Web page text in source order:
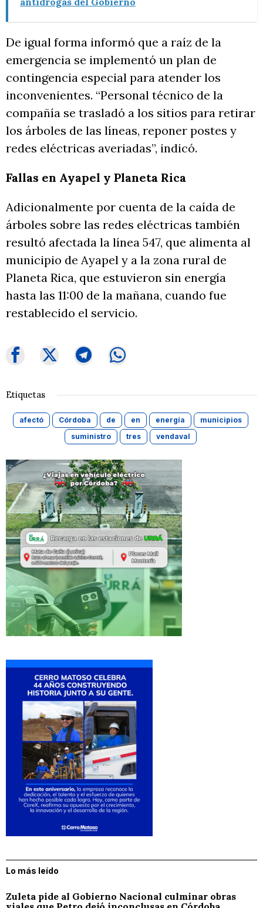
De igual forma informó que a raíz de la
emergencia se implementó un plan de
contingencia especial para atender los
inconvenientes. “Personal técnico de la
compañía se trasladó a los sitios para retirar
los árboles de las líneas, reponer postes y
redes eléctricas averiadas”, indicó.
Fallas en Ayapel y Planeta Rica
Adicionalmente por cuenta de la caída de
árboles sobre las redes eléctricas también
resultó afectada la línea 547, que alimenta al
municipio de Ayapel y a la zona rural de
Planeta Rica, que estuvieron sin energía
hasta las 11:00 de la mañana, cuando fue
restablecido el servicio.
Etiquetas
afectó Córdoba de en energía
municipios
suministro
tres vendaval
Lo más leído
Zuleta pide al Gobierno Nacional culminar obras